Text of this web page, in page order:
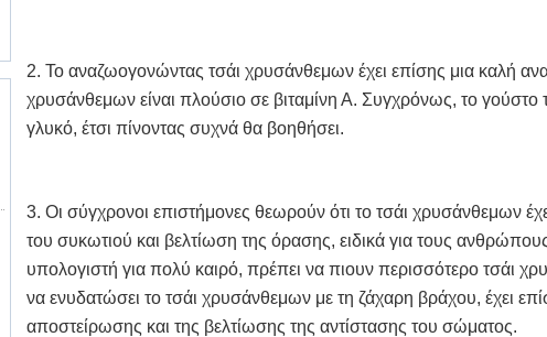
2. Το αναζωογονώντας τσάι χρυσάνθεμων έχει επίσης μια καλή
χρυσάνθεμων είναι πλούσιο σε βιταμίνη Α. Συγχρόνως, το γούστο
γλυκό, έτσι πίνοντας συχνά θα βοηθήσει.
3. Οι σύγχρονοι επιστήμονες θεωρούν ότι το τσάι χρυσάνθεμων
του συκωτιού και βελτίωση της όρασης, ειδικά για τους
υπολογιστή για πολύ καιρό, πρέπει να πιουν περισσότερο τσάι
να ενυδατώσει το τσάι χρυσάνθεμων με τη ζάχαρη βράχου, έχει
αποστείρωσης και της βελτίωσης της αντίστασης του σώματος.